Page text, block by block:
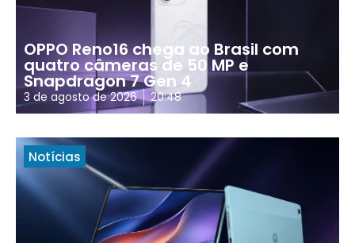
OPPO Reno16 chega ao Brasil com
quatro câmeras de 50 MP e
Snapdragon 7 Gen 4
3 de agosto de 2026 20:48
Notícias